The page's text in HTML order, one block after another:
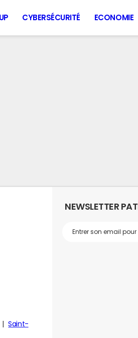
CYBERSÉCURITÉ ECONOMIE
Saint-
NEWSLETTER